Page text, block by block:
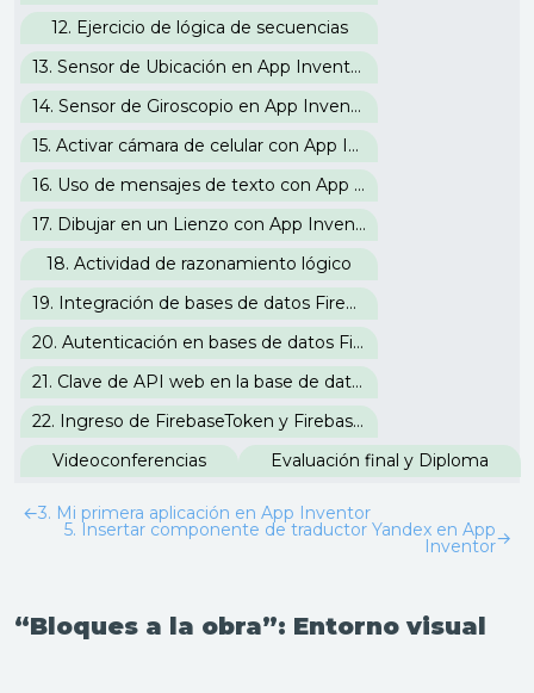
12. Ejercicio de lógica de secuencias
13. Sensor de Ubicación en App Inventor
14. Sensor de Giroscopio en App Inventor
15. Activar cámara de celular con App Inventor
16. Uso de mensajes de texto con App Inventor
17. Dibujar en un Lienzo con App Inventor
18. Actividad de razonamiento lógico
19. Integración de bases de datos Firebase con App Inventor
20. Autenticación en bases de datos Firebase
21. Clave de API web en la base de datos Firebase
22. Ingreso de FirebaseToken y FirebaseURL
Videoconferencias
Evaluación final y Diploma
←3. Mi primera aplicación en App Inventor
→
5. Insertar componente de traductor Yandex en App
Inventor
“Bloques a la obra”: Entorno visual